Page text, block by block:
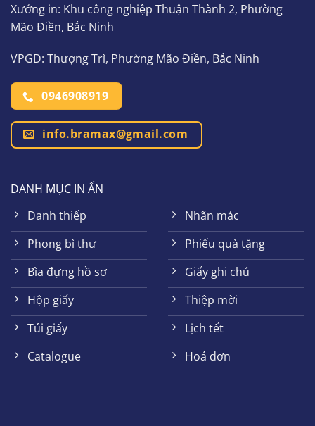
Xưởng in: Khu công nghiệp Thuận Thành 2, Phường
Mão Điền, Bắc Ninh
VPGD: Thượng Trì, Phường Mão Điền, Bắc Ninh
0946908919
info.bramax@gmail.com
DANH MỤC IN ẤN
Danh thiếp
Phong bì thư
Bìa đựng hồ sơ
Hộp giấy
Túi giấy
Catalogue
Nhãn mác
Phiếu quà tặng
Giấy ghi chú
Thiệp mời
Lịch tết
Hoá đơn